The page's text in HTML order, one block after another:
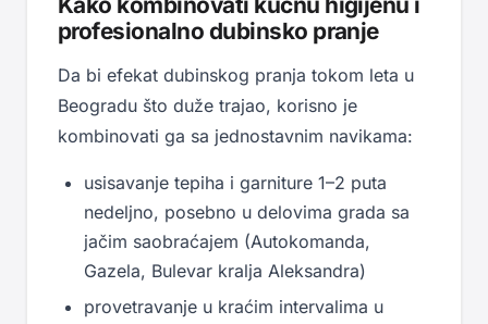
profesionalno dubinsko pranje
Da bi efekat dubinskog pranja tokom leta u
Beogradu što duže trajao, korisno je
kombinovati ga sa jednostavnim navikama:
usisavanje tepiha i garniture 1–2 puta
nedeljno, posebno u delovima grada sa
jačim saobraćajem (Autokomanda,
Gazela, Bulevar kralja Aleksandra)
provetravanje u kraćim intervalima u